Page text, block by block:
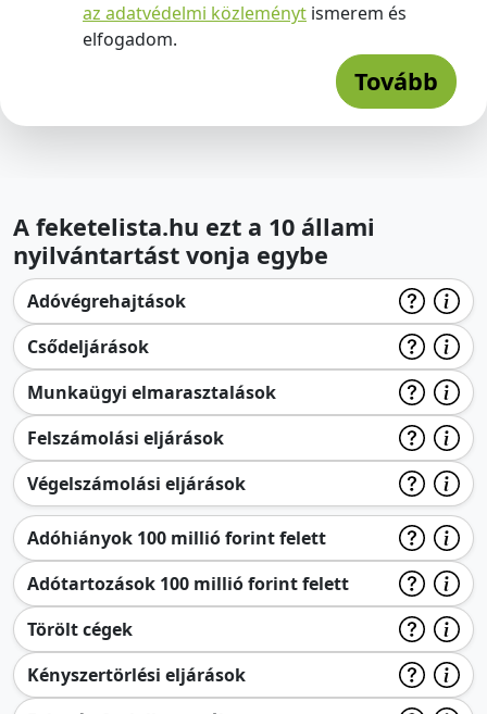
az adatvédelmi közleményt ismerem és
elfogadom.
Tovább
A feketelista.hu ezt a 10 állami
nyilvántartást vonja egybe
Adóvégrehajtások
Csődeljárások
Munkaügyi elmarasztalások
Felszámolási eljárások
Végelszámolási eljárások
Adóhiányok 100 millió forint felett
Adótartozások 100 millió forint felett
Törölt cégek
Kényszertörlési eljárások